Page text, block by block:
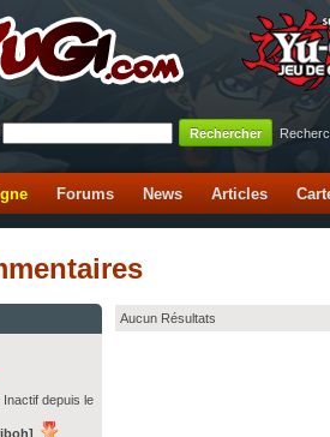
Forums News Articles
Inactif depuis le
Aucun Résultats